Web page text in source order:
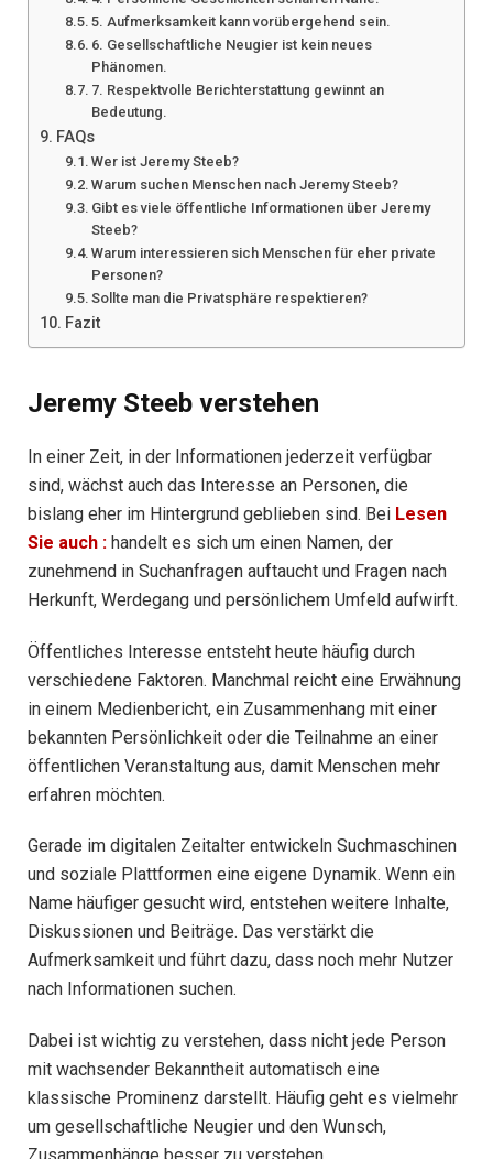
5. Aufmerksamkeit kann vorübergehend sein.
6. Gesellschaftliche Neugier ist kein neues
Phänomen.
7. Respektvolle Berichterstattung gewinnt an
Bedeutung.
FAQs
Wer ist Jeremy Steeb?
Warum suchen Menschen nach Jeremy Steeb?
Gibt es viele öffentliche Informationen über Jeremy
Steeb?
Warum interessieren sich Menschen für eher private
Personen?
Sollte man die Privatsphäre respektieren?
Fazit
Jeremy Steeb verstehen
In einer Zeit, in der Informationen jederzeit verfügbar
sind, wächst auch das Interesse an Personen, die
bislang eher im Hintergrund geblieben sind. Bei Lesen
Sie auch : handelt es sich um einen Namen, der
zunehmend in Suchanfragen auftaucht und Fragen nach
Herkunft, Werdegang und persönlichem Umfeld aufwirft.
Öffentliches Interesse entsteht heute häufig durch
verschiedene Faktoren. Manchmal reicht eine Erwähnung
in einem Medienbericht, ein Zusammenhang mit einer
bekannten Persönlichkeit oder die Teilnahme an einer
öffentlichen Veranstaltung aus, damit Menschen mehr
erfahren möchten.
Gerade im digitalen Zeitalter entwickeln Suchmaschinen
und soziale Plattformen eine eigene Dynamik. Wenn ein
Name häufiger gesucht wird, entstehen weitere Inhalte,
Diskussionen und Beiträge. Das verstärkt die
Aufmerksamkeit und führt dazu, dass noch mehr Nutzer
nach Informationen suchen.
Dabei ist wichtig zu verstehen, dass nicht jede Person
mit wachsender Bekanntheit automatisch eine
klassische Prominenz darstellt. Häufig geht es vielmehr
um gesellschaftliche Neugier und den Wunsch,